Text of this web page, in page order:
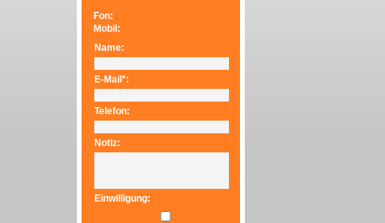
Fon:
Mobil:
Name:
E-Mail*:
Telefon:
Notiz:
Einwilligung: